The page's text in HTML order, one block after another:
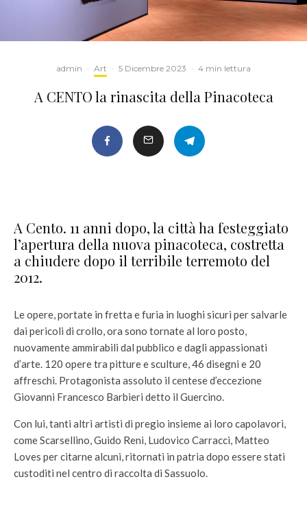
admin · Art · 5 Dicembre 2023 · 4 min lettura
A CENTO la rinascita della Pinacoteca
A Cento. 11 anni dopo, la città ha festeggiato
l’apertura della nuova pinacoteca, costretta
a chiudere dopo il terribile terremoto del
2012.
Le opere, portate in fretta e furia in luoghi sicuri per salvarle
dai pericoli di crollo, ora sono tornate al loro posto,
nuovamente ammirabili dal pubblico e dagli appassionati
d’arte. 120 opere tra pitture e sculture, 46 disegni e 20
affreschi. Protagonista assoluto il centese d’eccezione
Giovanni Francesco Barbieri detto il Guercino.
Con lui, tanti altri artisti di pregio insieme ai loro capolavori,
come Scarsellino, Guido Reni, Ludovico Carracci, Matteo
Loves per citarne alcuni, ritornati in patria dopo essere stati
custoditi nel centro di raccolta di Sassuolo.